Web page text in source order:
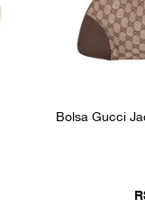
Bolsa Gucci